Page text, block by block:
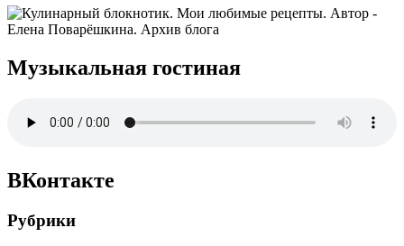
Музыкальная гостиная
ВКонтакте
Рубрики